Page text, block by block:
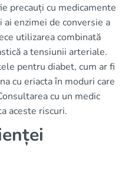
precauți cu medicamente
enzimei de conversie a
utilizarea combinată
a tensiunii arteriale.
pentru diabet, cum ar fi
cu eriacta în moduri care
cu un medic
aceste riscuri.